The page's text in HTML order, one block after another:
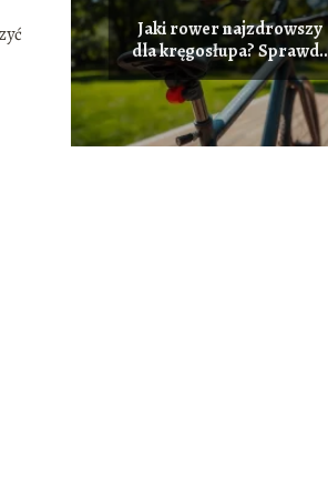
Jaki rower najzdrowszy
dla kręgosłupa? Sprawdź
nasze rekomendacje!